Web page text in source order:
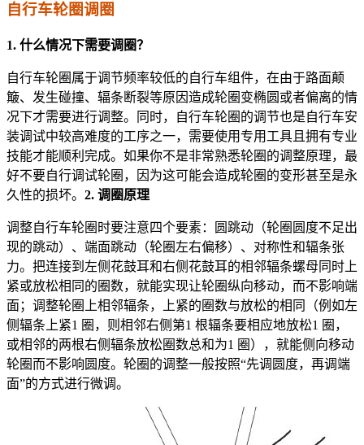
自行车轮圈调圈
1. 什么情况下需要调圈？
自行车轮圈属于调节频率较低的自行车组件，在由于路面颠
簸、发生碰撞、辐条断裂等原因造成轮圈变椭圆或者偏离的情
况下才需要进行调整。同时，自行车轮圈的调节也是自行车安
装调试中较高难度的工序之一，需要使用专用工具且拥有专业
技能才能顺利完成。如果你不是非常熟悉轮圈的调整原理，最
好不要自行调试轮圈，因为这可能会造成轮圈的变形甚至是永
久性的损坏。 2. 调圈原理
调整自行车轮圈时要注意四个要素：圆跳动（轮圈圆度不足出
现的跳动）、端面跳动（轮圈左右偏移）、对称性和辐条张
力。把连接到左侧花鼓耳和右侧花鼓耳的相邻辐条螺母同时上
紧或放松相同的圈数，就能实现让轮圈纵向移动，而不影响端
面；调整轮圈上相邻辐条，上紧的圈数与放松的相同（例如左
侧辐条上紧1 圈，则相邻右侧第1 根辐条要相应地放松1 圈，
或相邻的两根右侧辐条放松圈数总和为1 圈），就能侧向移动
轮圈而不影响圆度。轮圈的调整一般按照“先调圆度，再调端
面”的方式进行微调。